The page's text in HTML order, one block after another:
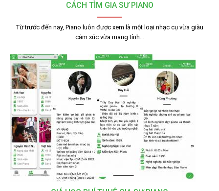
CÁCH TÌM GIA SƯ PIANO
Từ trước đến nay, Piano luôn được xem là một loại nhạc cụ vừa giàu
cảm xúc vừa mang tính…